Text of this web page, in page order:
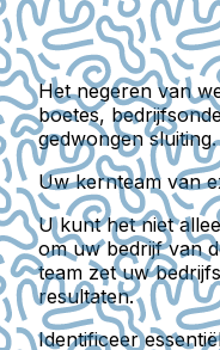
Het negeren van
boetes,
gedwongen sluiting.
Uw kernteam van
U kunt het niet
om uw bedrijf van
team zet uw
resultaten.
Identificeer